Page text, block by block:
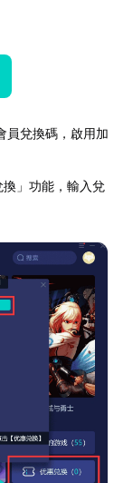
員兌換碼，啟用加
」功能，輸入兌